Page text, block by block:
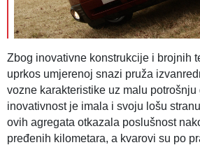
Zbog inovativne konstrukcije i brojnih
uprkos umjerenoj snazi pruža
vozne karakteristike uz malu
inovativnost je imala i svoju lošu
ovih agregata otkazala poslušnost
pređenih kilometara, a kvarovi su po